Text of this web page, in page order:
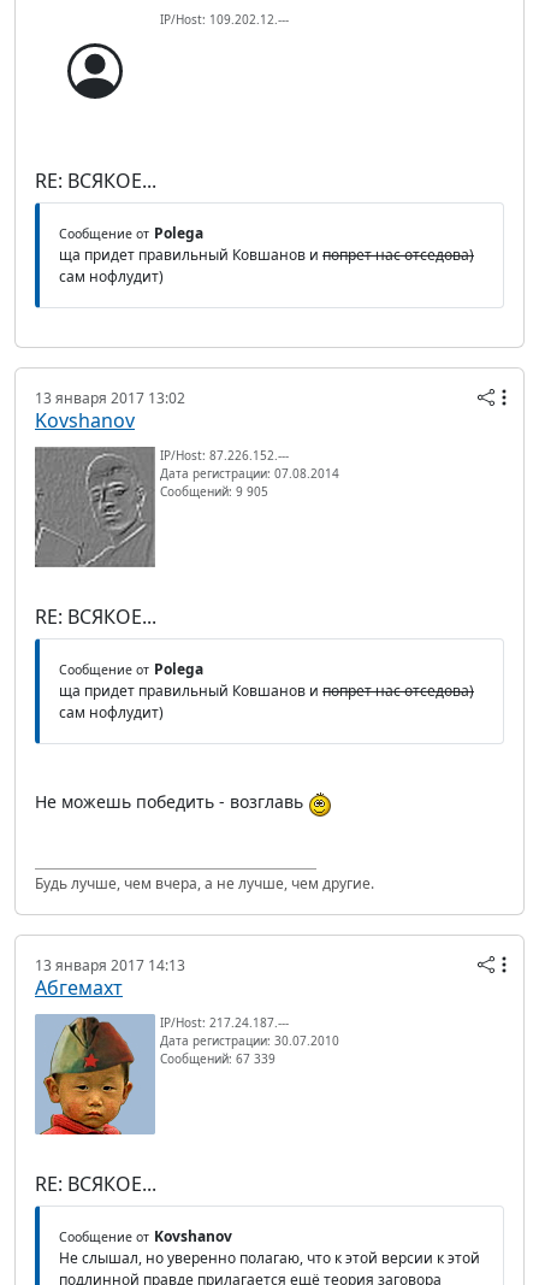
IP/Host: 109.202.12.---
RE: ВСЯКОЕ...
Сообщение от Polega
ща придет правильный Ковшанов и попрет нас отседова)
сам нофлудит)
13 января 2017 13:02
Kovshanov
IP/Host: 87.226.152.---
Дата регистрации: 07.08.2014
Сообщений: 9 905
RE: ВСЯКОЕ...
Сообщение от Polega
ща придет правильный Ковшанов и попрет нас отседова)
сам нофлудит)
Не можешь победить - возглавь
Будь лучше, чем вчера, а не лучше, чем другие.
13 января 2017 14:13
Абгемахт
IP/Host: 217.24.187.---
Дата регистрации: 30.07.2010
Сообщений: 67 339
RE: ВСЯКОЕ...
Сообщение от Kovshanov
Не слышал, но уверенно полагаю, что к этой версии к этой
подлинной правде прилагается ещё теория заговора